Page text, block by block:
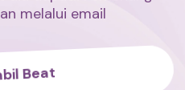
melalui email
Beat